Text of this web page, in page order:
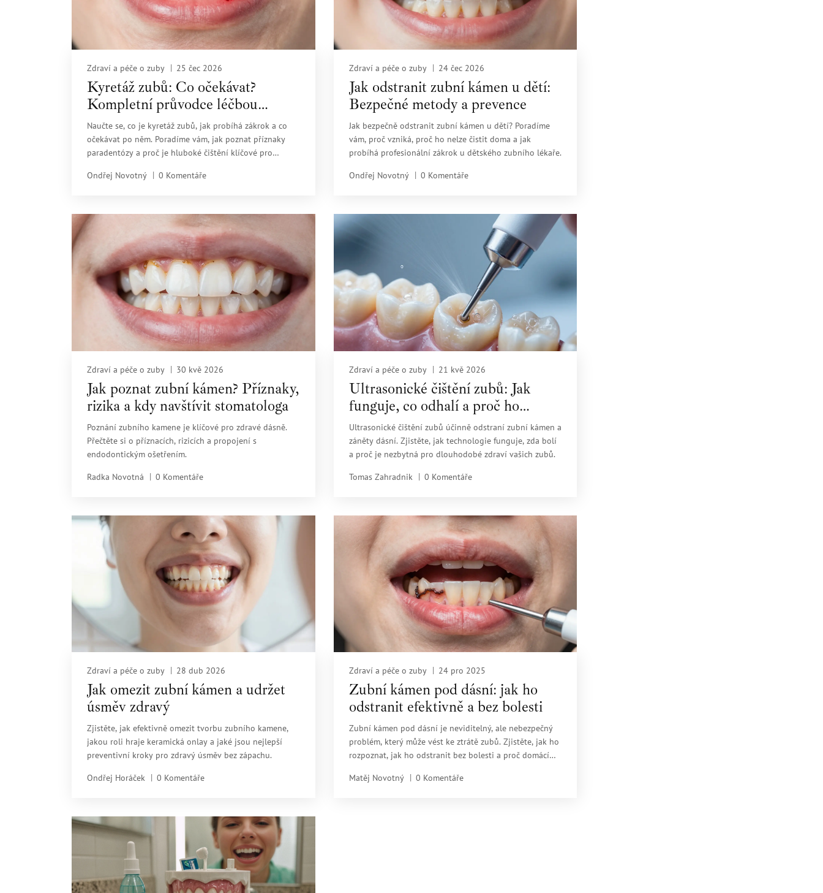
Zdraví a péče o zuby 25 čec 2026
Kyretáž zubů: Co očekávat?
Kompletní průvodce léčbou
paradentózy
Naučte se, co je kyretáž zubů, jak probíhá zákrok a co
očekávat po něm. Poradíme vám, jak poznat příznaky
paradentózy a proč je hluboké čištění klíčové pro
Ondřej Novotný
0 Komentáře
Zdraví a péče o zuby 24 čec 2026
Jak odstranit zubní kámen u dětí:
Bezpečné metody a prevence
Jak bezpečně odstranit zubní kámen u dětí? Poradíme
vám, proč vzniká, proč ho nelze čistit doma a jak
probíhá profesionální zákrok u dětského zubního lékaře.
Ondřej Novotný 0 Komentáře
Zdraví a péče o zuby 30 kvě 2026
Jak poznat zubní kámen? Příznaky,
rizika a kdy navštívit stomatologa
Poznání zubního kamene je klíčové pro zdravé dásně.
Přečtěte si o příznacích, rizicích a propojení s
endodontickým ošetřením.
Radka Novotná 0 Komentáře
Zdraví a péče o zuby 21 kvě 2026
Ultrasonické čištění zubů: Jak
funguje, co odhalí a proč ho
potřebujete
Ultrasonické čištění zubů účinně odstraní zubní kámen a
záněty dásní. Zjistěte, jak technologie funguje, zda bolí
a proč je nezbytná pro dlouhodobé zdraví vašich zubů.
Tomas Zahradnik 0 Komentáře
Zdraví a péče o zuby 28 dub 2026
Jak omezit zubní kámen a udržet
úsměv zdravý
Zjistěte, jak efektivně omezit tvorbu zubního kamene,
jakou roli hraje keramická onlay a jaké jsou nejlepší
preventivní kroky pro zdravý úsměv bez zápachu.
Ondřej Horáček 0 Komentáře
Zdraví a péče o zuby 24 pro 2025
Zubní kámen pod dásní: jak ho
odstranit efektivně a bez bolesti
Zubní kámen pod dásní je neviditelný, ale nebezpečný
problém, který může vést ke ztrátě zubů. Zjistěte, jak ho
rozpoznat, jak ho odstranit bez bolesti a proč domácí
Matěj Novotný
0 Komentáře